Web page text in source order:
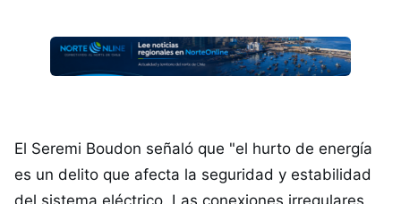
El Seremi Boudon señaló que "el hurto de energía
es un delito que afecta la seguridad y estabilidad
del sistema eléctrico. Las conexiones irregulares